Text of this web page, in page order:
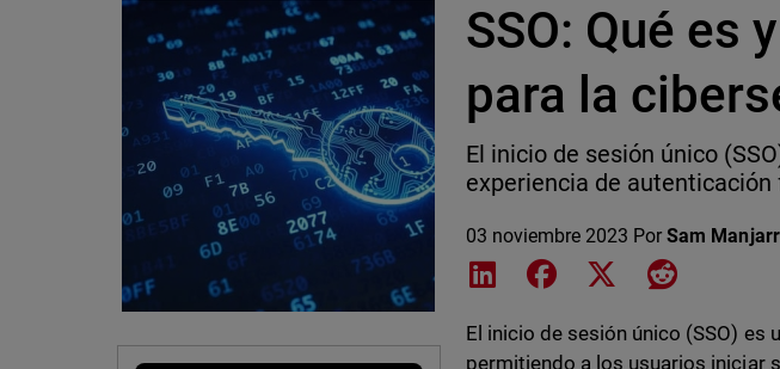
SSO: Qué es
para la
El inicio de sesión único
experiencia de
03 noviembre 2023 PorSam
Share on LinkedIn
Share on Facebook
Share on XShare on
El inicio de sesión único (SSO)
permitiendo a los usuarios iniciar